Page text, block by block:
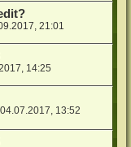
21:01
14:25
04.07.2017, 13:52